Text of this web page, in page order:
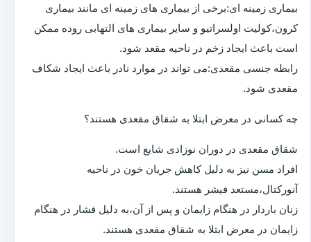
بیماری زمینه ای:برخی از بیماری های زمینه ای مانند بیماری
کرون،کولیت اولسراتیو و سایر بیماری های التهابی روده ممکن
است باعث ایجاد زخم در ناحیه مقعد شود.
رابطه جنسی مقعدی:می تواند در موارد نادر باعث ایجاد شکاف
مقعدی شود.
چه کسانی در معرض ابتلا به شقاق مقعدی هستند؟
شقاق مقعدی در دوران نوزادی شایع است.
افراد مسن نیز به دلیل کاهش جریان خون در ناحیه
آنورکتال،مستعد فیشر هستند.
زنان باردار در هنگام زایمان و پس از آن،به دلیل فشار در هنگام
زایمان در معرض ابتلا به شقاق مقعدی هستند.